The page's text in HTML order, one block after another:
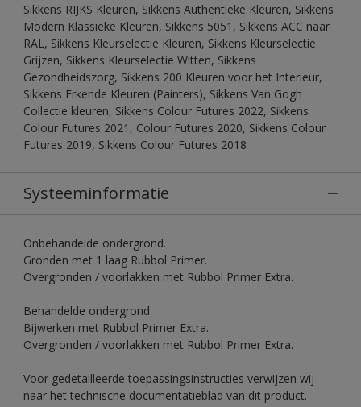
Sikkens RIJKS Kleuren, Sikkens Authentieke Kleuren, Sikkens
Modern Klassieke Kleuren, Sikkens 5051, Sikkens ACC naar
RAL, Sikkens Kleurselectie Kleuren, Sikkens Kleurselectie
Grijzen, Sikkens Kleurselectie Witten, Sikkens
Gezondheidszorg, Sikkens 200 Kleuren voor het Interieur,
Sikkens Erkende Kleuren (Painters), Sikkens Van Gogh
Collectie kleuren, Sikkens Colour Futures 2022, Sikkens
Colour Futures 2021, Colour Futures 2020, Sikkens Colour
Futures 2019, Sikkens Colour Futures 2018
Systeeminformatie
Onbehandelde ondergrond.
Gronden met 1 laag Rubbol Primer.
Overgronden / voorlakken met Rubbol Primer Extra.
Behandelde ondergrond.
Bijwerken met Rubbol Primer Extra.
Overgronden / voorlakken met Rubbol Primer Extra.
Voor gedetailleerde toepassingsinstructies verwijzen wij
naar het technische documentatieblad van dit product.